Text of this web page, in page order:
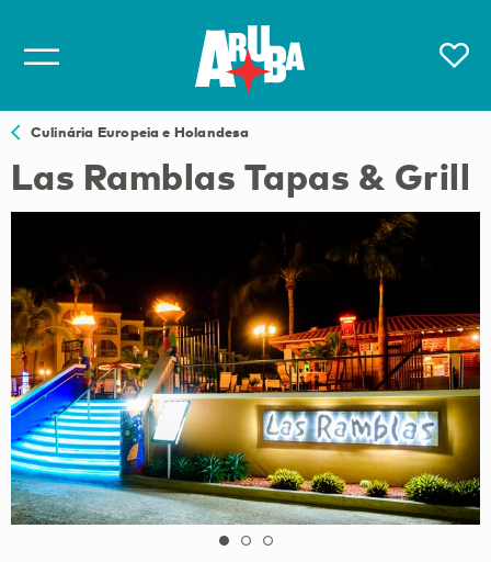
Culinária Europeia e Holandesa
Las Ramblas Tapas & Grill